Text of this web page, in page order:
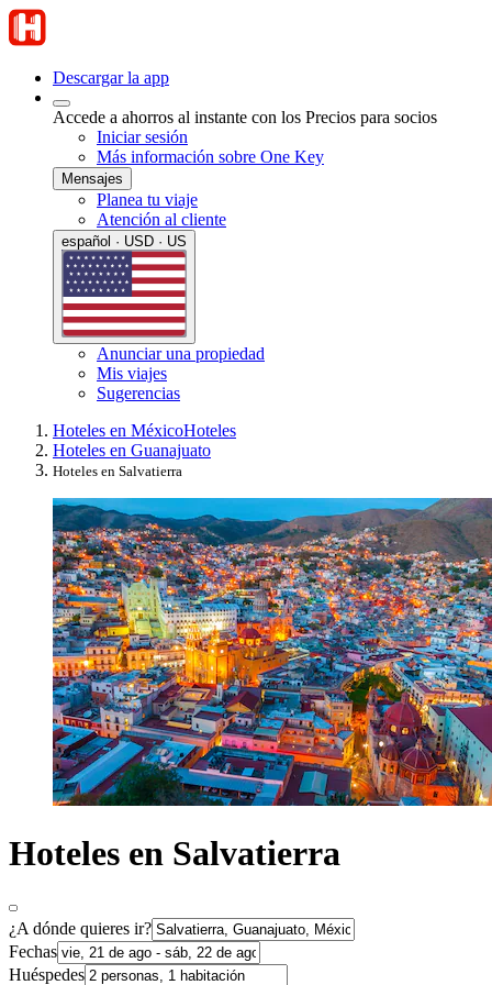
Descargar la app
Accede a ahorros al instante con los Precios para socios
Iniciar sesión
Más información sobre One Key
Mensajes
Planea tu viaje
Atención al cliente
español · USD · US
Anunciar una propiedad
Mis viajes
Sugerencias
Hoteles en MéxicoHoteles
Hoteles en Guanajuato
Hoteles en Salvatierra
Hoteles en Salvatierra
¿A dónde quieres ir?
Fechas
Huéspedes